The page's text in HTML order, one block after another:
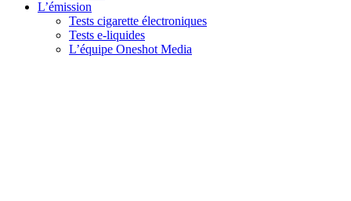
L’émission
Tests cigarette électroniques
Tests e-liquides
L’équipe Oneshot Media